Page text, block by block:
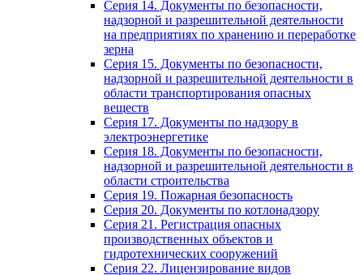
Серия 14. Документы по безопасности,
надзорной и разрешительной деятельности
на предприятиях по хранению и переработке
зерна
Серия 15. Документы по безопасности,
надзорной и разрешительной деятельности в
области транспортирования опасных
веществ
Серия 17. Документы по надзору в
электроэнергетике
Серия 18. Документы по безопасности,
надзорной и разрешительной деятельности в
области строительства
Серия 19. Пожарная безопасность
Серия 20. Документы по котлонадзору
Серия 21. Регистрация опасных
производственных объектов и
гидротехнических сооружений
Серия 22. Лицензирование видов